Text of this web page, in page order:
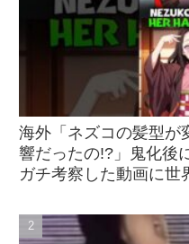
海外「ネズコの髪型が
響だったの!?」鬼化後
ガチ考察した動画に世